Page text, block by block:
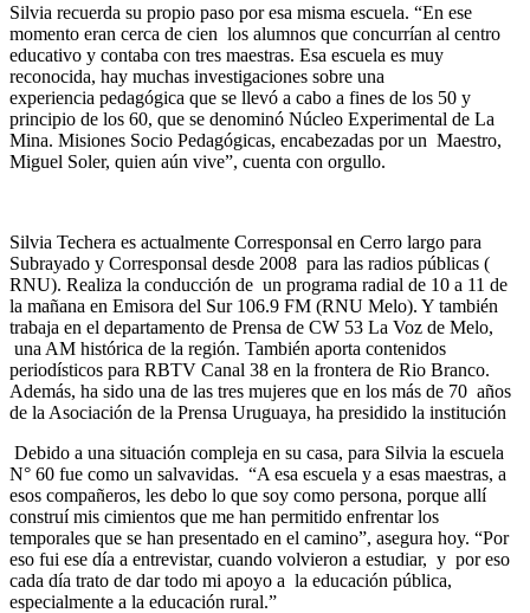
Silvia recuerda su propio paso por esa misma escuela. “En ese
momento eran cerca de cien los alumnos que concurrían al centro
educativo y contaba con tres maestras. Esa escuela es muy
reconocida, hay muchas investigaciones sobre una
experiencia pedagógica que se llevó a cabo a fines de los 50 y
principio de los 60, que se denominó Núcleo Experimental de La
Mina. Misiones Socio Pedagógicas, encabezadas por un Maestro,
Miguel Soler, quien aún vive”, cuenta con orgullo.
Silvia Techera es actualmente Corresponsal en Cerro largo para
Subrayado y Corresponsal desde 2008 para las radios públicas (
RNU). Realiza la conducción de un programa radial de 10 a 11 de
la mañana en Emisora del Sur 106.9 FM (RNU Melo). Y también
trabaja en el departamento de Prensa de CW 53 La Voz de Melo,
una AM histórica de la región. También aporta contenidos
periodísticos para RBTV Canal 38 en la frontera de Rio Branco.
Además, ha sido una de las tres mujeres que en los más de 70 años
de la Asociación de la Prensa Uruguaya, ha presidido la institución
Debido a una situación compleja en su casa, para Silvia la escuela
N° 60 fue como un salvavidas. “A esa escuela y a esas maestras, a
esos compañeros, les debo lo que soy como persona, porque allí
construí mis cimientos que me han permitido enfrentar los
temporales que se han presentado en el camino”, asegura hoy. “Por
eso fui ese día a entrevistar, cuando volvieron a estudiar, y por eso
cada día trato de dar todo mi apoyo a la educación pública,
especialmente a la educación rural.”